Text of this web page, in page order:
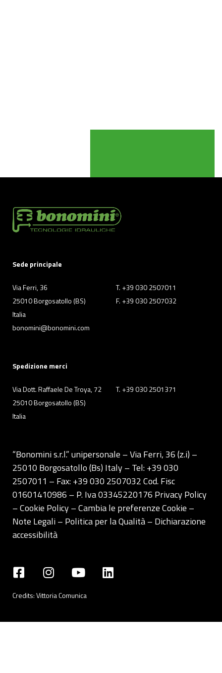
Sede principale
Via Ferri, 36
25010 Borgosatollo (BS)
Italia
T. +39 030 2507011
F. +39 030 2507032
bonomini@bonomini.com
Spedizione merci
Via Dott. Raffaele De Troya, 72
25010 Borgosatollo (BS)
Italia
T. +39 030 2501371
“Bonomini s.r.l.” unipersonale – Via Ferri, 36 (z.i) –
25010 Borgosatollo (Bs) Italy – Tel: +39 030
2507011 – Fax: +39 030 2507032 Cod. Fisc
01601410986 – P. Iva 03345220176 Privacy Policy
– Cookie Policy –Cambia le preferenze Cookie –
Note Legali– Politica per la Qualità– Dichiarazione
accessibilità
Credits:Vittoria Comunica